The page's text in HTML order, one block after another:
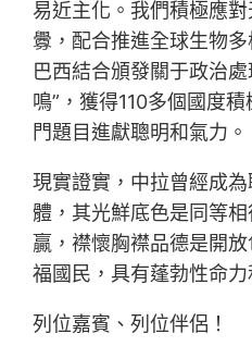
易近主化。我們積極應
釁，配合推進全球生物
巴西結合頒發關于政治
鳴”，獲得110多個國度
門題目進獻聰明和氣力。
現實證實，中拉曾經成
體，其光鮮底色是同等
贏，襟懷胸襟品德是開
福國民，具有蓬勃性命力
列位嘉賓、列位伴侶！